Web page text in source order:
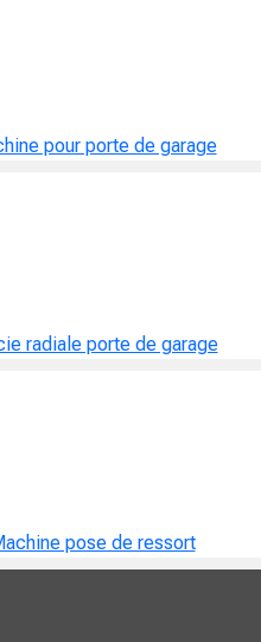
pour porte de garage
radiale porte de garage
pose de ressort